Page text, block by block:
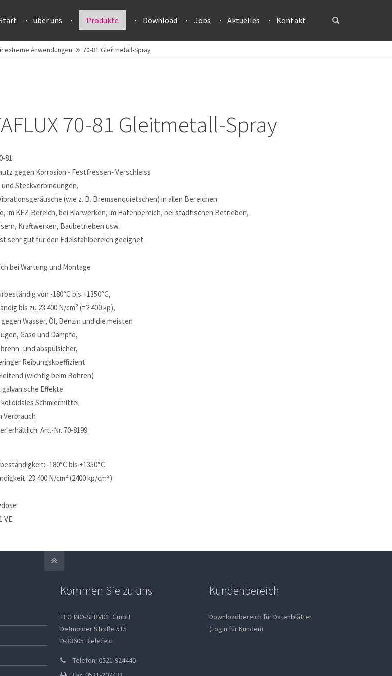
über uns Produkte Download Jobs Aktuelles Kontakt
extreme Anwendungen 70-81 Gleitmetall-Spray
70-81 Gleitmetall-Spray
81
gegen Korrosion - Festfressen- Verschleiss
und Steckverbindungen,
(wie z. B. Bremsenquietschen) in allen Bereichen
im KFZ-Bereich, bei Klärwerken, im Hafenbereich, bei städtischen Betrieben,
Kraftwerken, Baubetrieben usw.
sehr gut für den Edelstahlbereich geeignet.
bei Wartung und Montage
von -180°C bis +1350°C,
bis zu 23.400 N/cm² (=2.400 kp),
Wasser, Öl, Benzin und die meisten
Gase und Dämpfe,
und abspülsicher,
Reibungskoeffizient
(wichtig beim Bohren)
galvanische Effekte
Schmiermittel
Verbrauch
erhältlich: Art.-Nr. 70-8199
-180°C bis +1350°C
23.400 N/cm² (2400 kp/cm²)
VE
Kommen Sie zu uns
TECHNO-SERVICE GmbH
Detmolder Straße 515
D-33605 Bielefeld
Telefon: 0521-924440
Kundenbereich
Downloadbereich für Datenblätter
(Login für Kunden)